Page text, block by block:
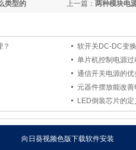
上一篇： 两种模块电源
类型的
？
软开关DC-DC变换
单片机控制电源
通信开关电源的优
元器件摆放能改善
LED倒装芯片的定
向日葵视频色版下载软件安装